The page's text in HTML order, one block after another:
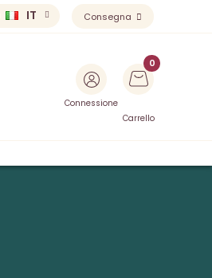
IT Consegna
Connessione
Carrello